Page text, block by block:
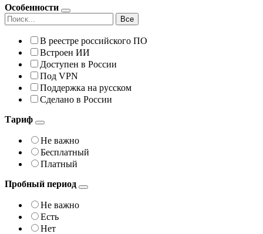
Особенности
Все
В реестре российского ПО
Встроен ИИ
Доступен в России
Под VPN
Поддержка на русском
Сделано в России
Тариф
Не важно
Бесплатный
Платный
Пробный период
Не важно
Есть
Нет